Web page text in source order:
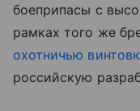
боеприпасы с
рамках того же
охотничью
российскую